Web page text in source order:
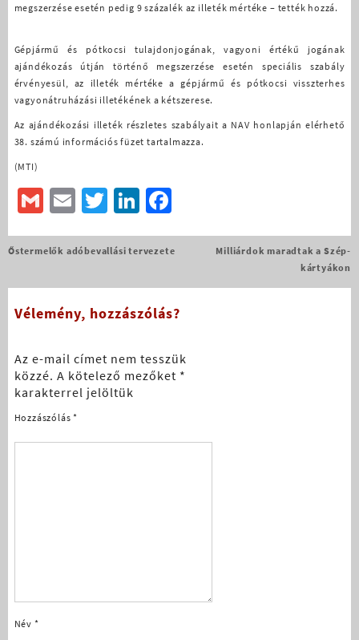
megszerzése esetén pedig 9 százalék az illeték mértéke – tették hozzá.
Gépjármű és pótkocsi tulajdonjogának, vagyoni értékű jogának
ajándékozás útján történő megszerzése esetén speciális szabály
érvényesül, az illeték mértéke a gépjármű és pótkocsi visszterhes
vagyonátruházási illetékének a kétszerese.
Az ajándékozási illeték részletes szabályait a NAV honlapján elérhető
38. számú információs füzet tartalmazza.
(MTI)
GmailEmailTwitterLinkedIn
Facebook
Bejegyzés
Őstermelők adóbevallási tervezete
Milliárdok maradtak a Szép-
kártyákon
Vélemény, hozzászólás?
Az e-mail címet nem tesszük
közzé. A kötelező mezőket *
karakterrel jelöltük
Hozzászólás*
Név *